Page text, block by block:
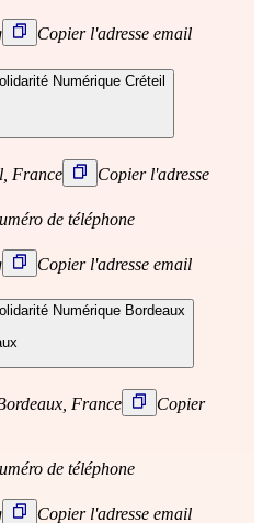
Copier l'adresse email
Numérique Créteil
France Copier l'adresse
de téléphone
Copier l'adresse email
Numérique Bordeaux
France
Copier
de téléphone
Copier l'adresse email